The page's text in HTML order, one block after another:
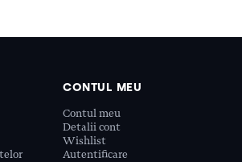
CONTUL MEU
Contul meu
Detalii cont
Wishlist
Autentificare